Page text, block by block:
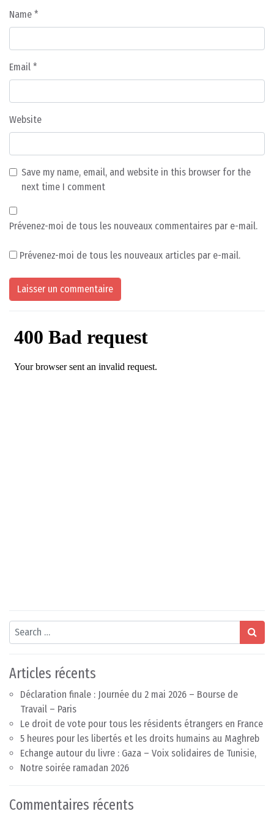
Name *
Email *
Website
Save my name, email, and website in this browser for the
next time I comment
Prévenez-moi de tous les nouveaux commentaires par e-mail.
Prévenez-moi de tous les nouveaux articles par e-mail.
Search
Articles récents
Déclaration finale : Journée du 2 mai 2026 – Bourse de
Travail – Paris
Le droit de vote pour tous les résidents étrangers en France
5 heures pour les libertés et les droits humains au Maghreb
Echange autour du livre : Gaza – Voix solidaires de Tunisie,
Notre soirée ramadan 2026
Commentaires récents